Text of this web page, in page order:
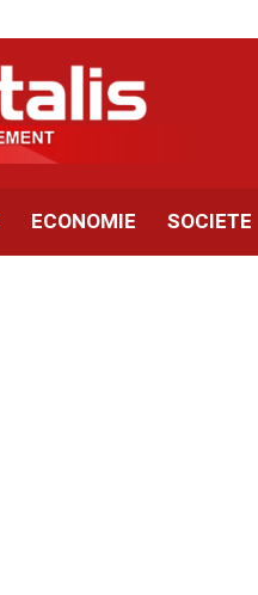
ECONOMIE SOCIETE